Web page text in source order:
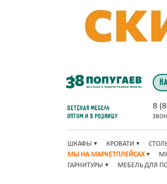
Детская мебель
оптом и в розницу
8
ШКАФЫ КРОВАТИ
МЫ НА МАРКЕТПЛЕЙСАХ
ГАРНИТУРЫ
МЕБЕЛЬ ДЛЯ